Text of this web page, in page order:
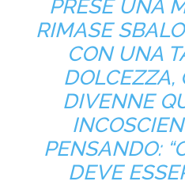
PRESE UNA
RIMASE
CON UNA
DOLCEZZA,
DIVENNE
PENSANDO:
DEVE